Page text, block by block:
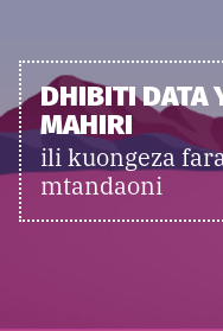
DHIBITI DATA
MAHIRI
ili kuongeza
mtandaoni